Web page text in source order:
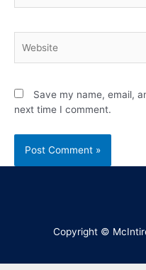
Save my name, email,
next time I comment.
Copyright ©